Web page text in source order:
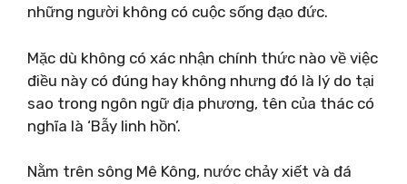
những người không có cuộc sống đạo đức.
Mặc dù không có xác nhận chính thức nào về việc
điều này có đúng hay không nhưng đó là lý do tại
sao trong ngôn ngữ địa phương, tên của thác có
nghĩa là ‘Bẫy linh hồn’.
Nằm trên sông Mê Kông, nước chảy xiết và đá